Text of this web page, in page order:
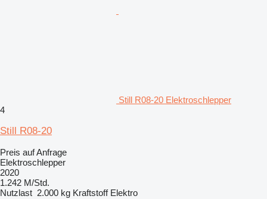
Still R08-20 Elektroschlepper
4
Still R08-20
Preis auf Anfrage
Elektroschlepper
2020
1.242 M/Std.
Nutzlast 2.000 kg Kraftstoff Elektro